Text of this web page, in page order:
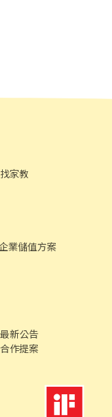
找家教
企業儲值方案
最新公告
合作提案